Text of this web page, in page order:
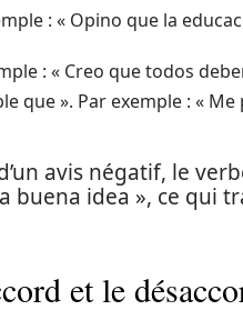
: « Opino que la
: « Creo que todos
que ». Par exemple : «
avis négatif, le
buena idea », ce qui
et le